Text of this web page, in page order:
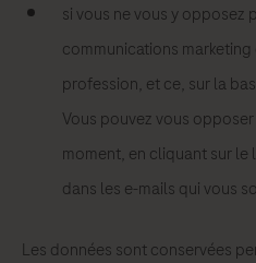
si vous ne vous y opposez
communications
profession, et ce, sur la
Vous pouvez vous
moment, en cliquant sur
dans les e-mails qui vous
Les données sont conservées